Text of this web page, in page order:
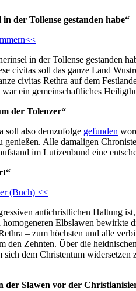
der Tollense gestanden habe“
in der Tollense gestanden
civitas soll das ganze Land
civitas Rethra auf dem
ein gemeinschaftliches
der Tolenzer“
soll also demzufolge gefunden
genießen. Alle damaligen
im Lutizenbund eine
(Buch) <<
antichristlichen Haltung
Elbslawen bewirkte
– zum höchsten und alle
den Zehnten. Über die
dem Christentum
der Slawen vor der